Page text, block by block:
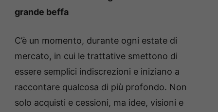
grande beffa
C’è un momento, durante ogni estate di
mercato, in cui le trattative smettono di
essere semplici indiscrezioni e iniziano a
raccontare qualcosa di più profondo. Non
solo acquisti e cessioni, ma idee, visioni e